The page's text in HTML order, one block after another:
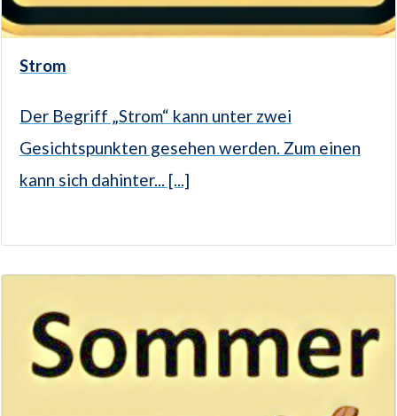
Strom
Der Begriff „Strom“ kann unter zwei
Gesichtspunkten gesehen werden. Zum einen
kann sich dahinter... [...]